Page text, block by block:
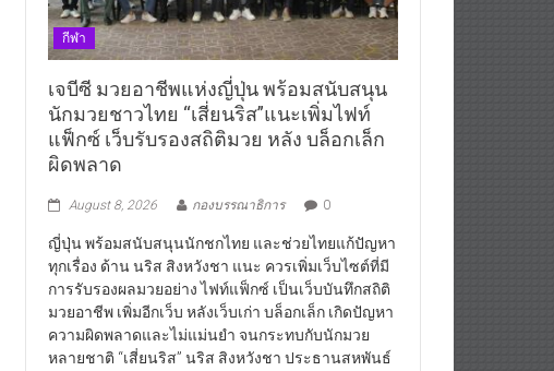
กีฬา
เจบีซี มวยอาชีพแห่งญี่ปุ่น พร้อมสนับสนุน
นักมวยชาวไทย “เสี่ยนริส”แนะเพิ่มไฟท์
แฟ็กซ์ เว็บรับรองสถิติมวย หลัง บล็อกเล็ก
ผิดพลาด
August 8, 2026 กองบรรณาธิการ 0
ญี่ปุ่น พร้อมสนับสนุนนักชกไทย และช่วยไทยแก้ปัญหา
ทุกเรื่อง ด้าน นริส สิงหวังชา แนะ ควรเพิ่มเว็บไซต์ที่มี
การรับรองผลมวยอย่าง ไฟท์แฟ็กซ์ เป็นเว็บบันทึกสถิติ
มวยอาชีพ เพิ่มอีกเว็บ หลังเว็บเก่า บล็อกเล็ก เกิดปัญหา
ความผิดพลาดและไม่แม่นยำ จนกระทบกับนักมวย
หลายชาติ “เสี่ยนริส” นริส สิงหวังชา ประธานสหพันธ์